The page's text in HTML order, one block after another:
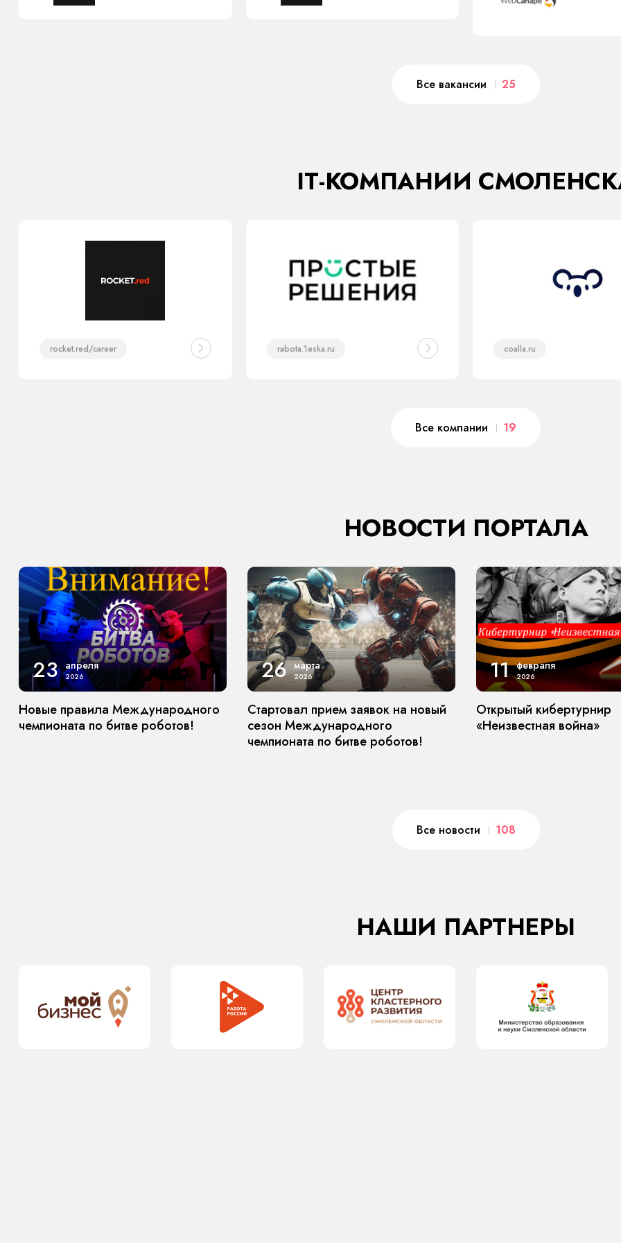
Все вакансии 25
IT-КОМПАНИИ
rocket.red/career rabota.1eska.ru coalla.ru
Все компании 19
НОВОСТИ ПОРТАЛА
23 апреля
2026
Новые правила Международного
чемпионата по битве роботов!
26 марта
2026
Стартовал прием заявок на новый
сезон Международного
чемпионата по битве роботов!
11 февраля
2026
Открытый кибертурнир
«Неизвестная война»
Все новости 108
НАШИ ПАРТНЕРЫ